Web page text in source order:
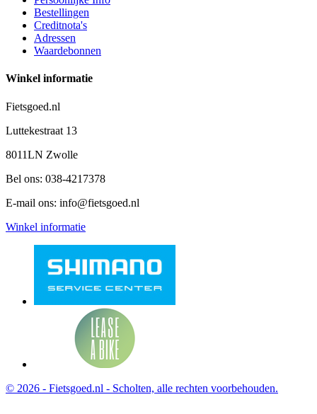
Bestellingen
Creditnota's
Adressen
Waardebonnen
Winkel informatie
Fietsgoed.nl
Luttekestraat 13
8011LN Zwolle
Bel ons: 038-4217378
E-mail ons: info@fietsgoed.nl
Winkel informatie
© 2026 - Fietsgoed.nl - Scholten, alle rechten voorbehouden.